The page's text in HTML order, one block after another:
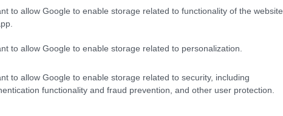
to allow Google to enable storage related to functionality of the website
to allow Google to enable storage related to personalization.
to allow Google to enable storage related to security, including
functionality and fraud prevention, and other user protection.